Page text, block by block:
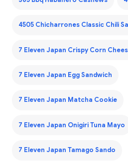
4505 Chicharrones Classic Chili
7 Eleven Japan Crispy Corn
7 Eleven Japan Egg Sandwich
7 Eleven Japan Matcha Cookie
7 Eleven Japan Onigiri Tuna Mayo
7 Eleven Japan Tamago Sando